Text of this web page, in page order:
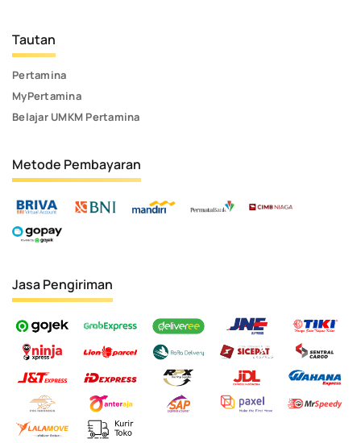
Tautan
Pertamina
MyPertamina
Belajar UMKM Pertamina
Metode Pembayaran
Jasa Pengiriman